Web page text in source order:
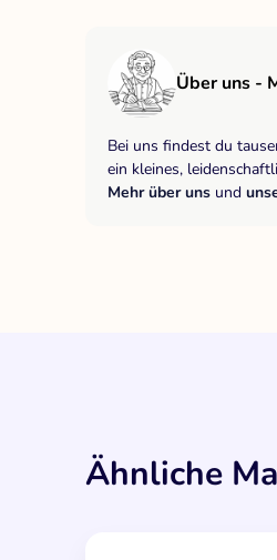
Über uns -
Bei uns findest du
ein kleines,
Mehr über uns und
Ähnliche